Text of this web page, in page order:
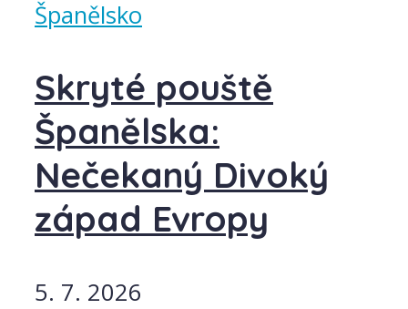
Španělsko
Skryté pouště
Španělska:
Nečekaný Divoký
západ Evropy
5. 7. 2026